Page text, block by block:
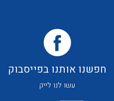
חפשנו אותנו בפייסבוק
עשו לנו לייק